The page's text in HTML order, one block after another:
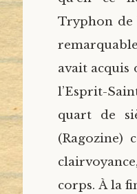
Tryphon de
avait acquis
l’Esprit-
quart de
(Ragozine)
corps. À la